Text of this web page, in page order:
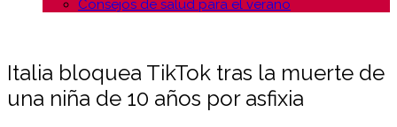
Consejos de salud para el verano
Italia bloquea TikTok tras la muerte de
una niña de 10 años por asfixia